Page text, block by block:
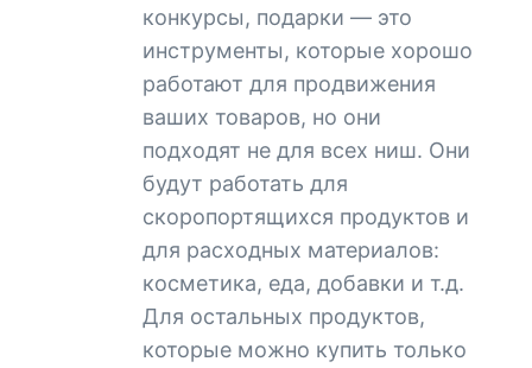
конкурсы, подарки — это
инструменты, которые хорошо
работают для продвижения
ваших товаров, но они
подходят не для всех ниш. Они
будут работать для
скоропортящихся продуктов и
для расходных материалов:
косметика, еда, добавки и т.д.
Для остальных продуктов,
которые можно купить только